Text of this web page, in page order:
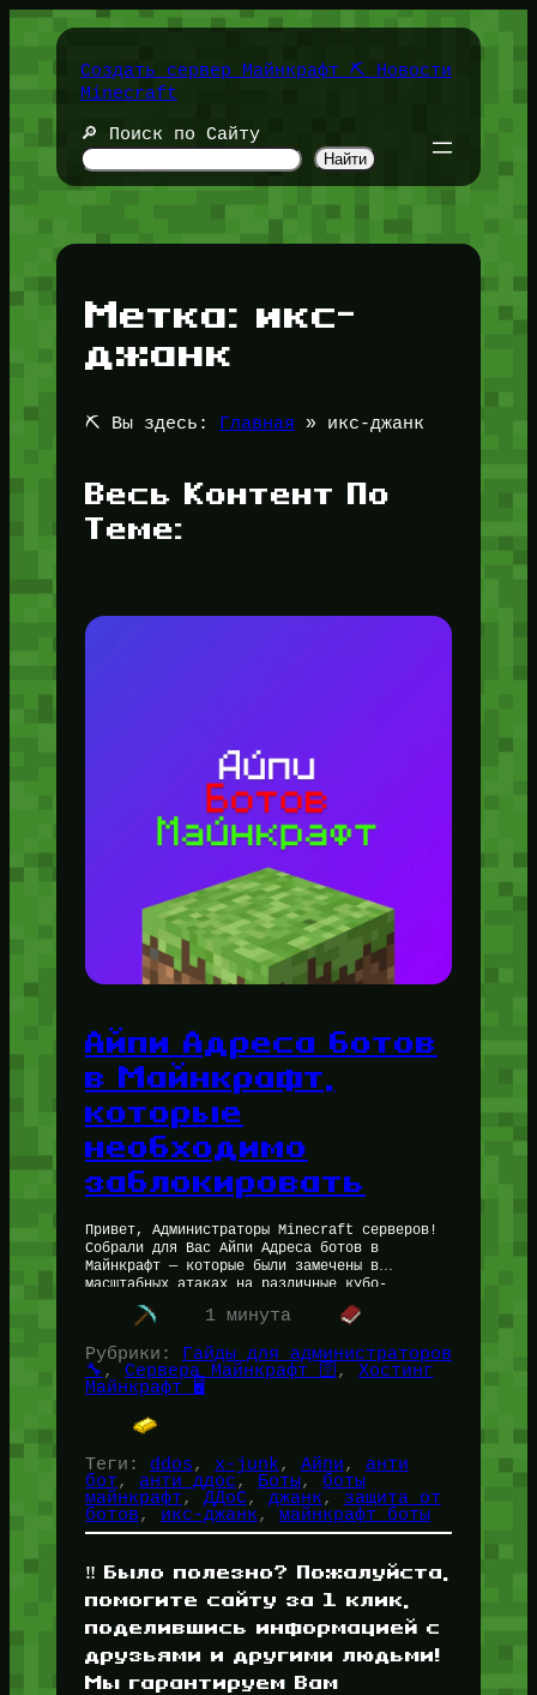
Перейти
содержимомуСоздать сервер Майнкрафт ⛏️ Новости
Minecraft
🔎 Поиск по Сайту
Найти
Метка: икс-
джанк
⛏️ Вы здесь: Главная » икс-джанк
Весь Контент По
Теме:
Айпи Адреса ботов
в Майнкрафт,
которые
необходимо
заблокировать
Привет, Администраторы Minecraft серверов!
Собрали для Вас Айпи Адреса ботов в
Майнкрафт — которые были замечены в
масштабных атаках на различные кубо-
сервера. Список был составлен Slava
Mansapov (Разработчиком Майнкрафт Ядра…
1 минута
Рубрики: Гайды для администраторов
🔧 , Сервера Майнкрафт 🛜, Хостинг
Майнкрафт 🖥️
Теги: ddos, x-junk, Айпи, анти
бот, анти ддос, Боты, боты
майнкрафт, ДДоС, джанк, защита от
ботов, икс-джанк, майнкрафт боты
‼️ Было полезно? Пожалуйста,
помогите сайту за 1 клик,
поделившись информацией с
друзьями и другими людьми!
Мы гарантируем Вам